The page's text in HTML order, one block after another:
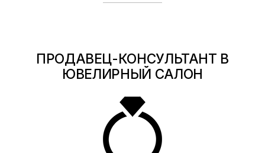
ПРОДАВЕЦ-КОНСУЛЬТАНТ В
ЮВЕЛИРНЫЙ САЛОН